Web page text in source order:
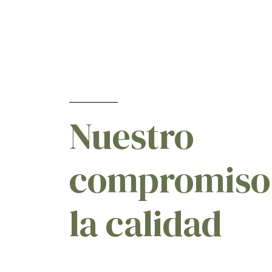
Nuestro
la calidad